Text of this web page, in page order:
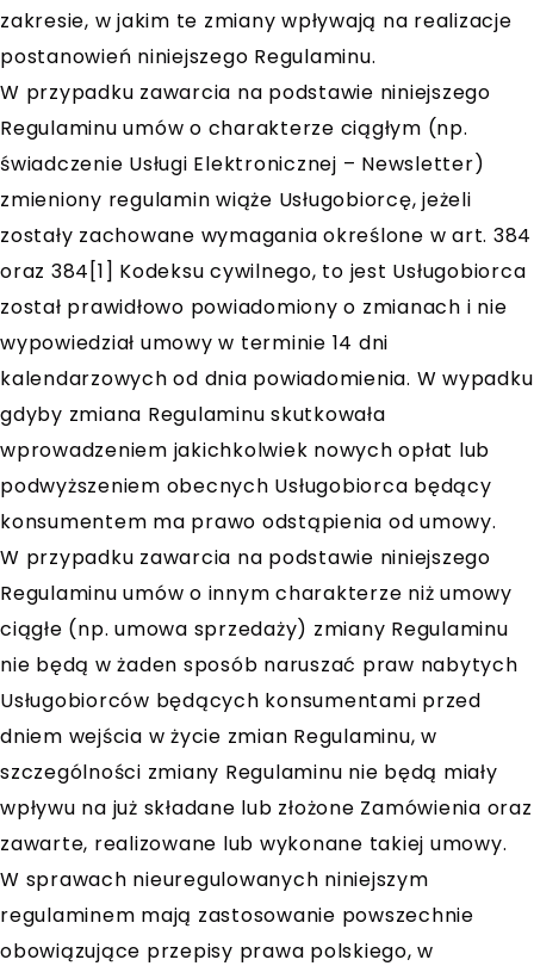
zakresie, w jakim te zmiany wpływają na realizacje
postanowień niniejszego Regulaminu.
W przypadku zawarcia na podstawie niniejszego
Regulaminu umów o charakterze ciągłym (np.
świadczenie Usługi Elektronicznej – Newsletter)
zmieniony regulamin wiąże Usługobiorcę, jeżeli
zostały zachowane wymagania określone w art. 384
oraz 384[1] Kodeksu cywilnego, to jest Usługobiorca
został prawidłowo powiadomiony o zmianach i nie
wypowiedział umowy w terminie 14 dni
kalendarzowych od dnia powiadomienia. W wypadku
gdyby zmiana Regulaminu skutkowała
wprowadzeniem jakichkolwiek nowych opłat lub
podwyższeniem obecnych Usługobiorca będący
konsumentem ma prawo odstąpienia od umowy.
W przypadku zawarcia na podstawie niniejszego
Regulaminu umów o innym charakterze niż umowy
ciągłe (np. umowa sprzedaży) zmiany Regulaminu
nie będą w żaden sposób naruszać praw nabytych
Usługobiorców będących konsumentami przed
dniem wejścia w życie zmian Regulaminu, w
szczególności zmiany Regulaminu nie będą miały
wpływu na już składane lub złożone Zamówienia oraz
zawarte, realizowane lub wykonane takiej umowy.
W sprawach nieuregulowanych niniejszym
regulaminem mają zastosowanie powszechnie
obowiązujące przepisy prawa polskiego, w